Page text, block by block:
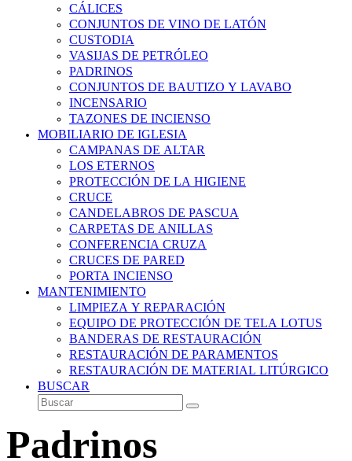
CÁLICES
CONJUNTOS DE VINO DE LATÓN
CUSTODIA
VASIJAS DE PETRÓLEO
PADRINOS
CONJUNTOS DE BAUTIZO Y LAVABO
INCENSARIO
TAZONES DE INCIENSO
MOBILIARIO DE IGLESIA
CAMPANAS DE ALTAR
LOS ETERNOS
PROTECCIÓN DE LA HIGIENE
CRUCE
CANDELABROS DE PASCUA
CARPETAS DE ANILLAS
CONFERENCIA CRUZA
CRUCES DE PARED
PORTA INCIENSO
MANTENIMIENTO
LIMPIEZA Y REPARACIÓN
EQUIPO DE PROTECCIÓN DE TELA LOTUS
BANDERAS DE RESTAURACIÓN
RESTAURACIÓN DE PARAMENTOS
RESTAURACIÓN DE MATERIAL LITÚRGICO
BUSCAR
Buscar
Enviar
Padrinos